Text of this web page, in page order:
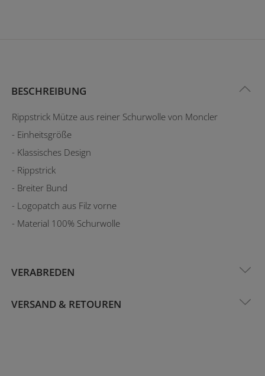
BESCHREIBUNG
Rippstrick Mütze aus reiner Schurwolle von Moncler
- Einheitsgröße
- Klassisches Design
- Rippstrick
- Breiter Bund
- Logopatch aus Filz vorne
- Material 100% Schurwolle
VERABREDEN
VERSAND & RETOUREN